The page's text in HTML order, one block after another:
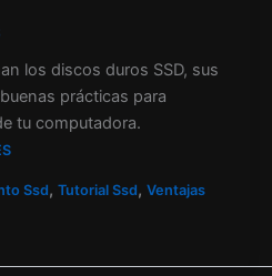
los discos duros SSD, sus
prácticas para
tu computadora.
Ssd, Tutorial Ssd, Ventajas